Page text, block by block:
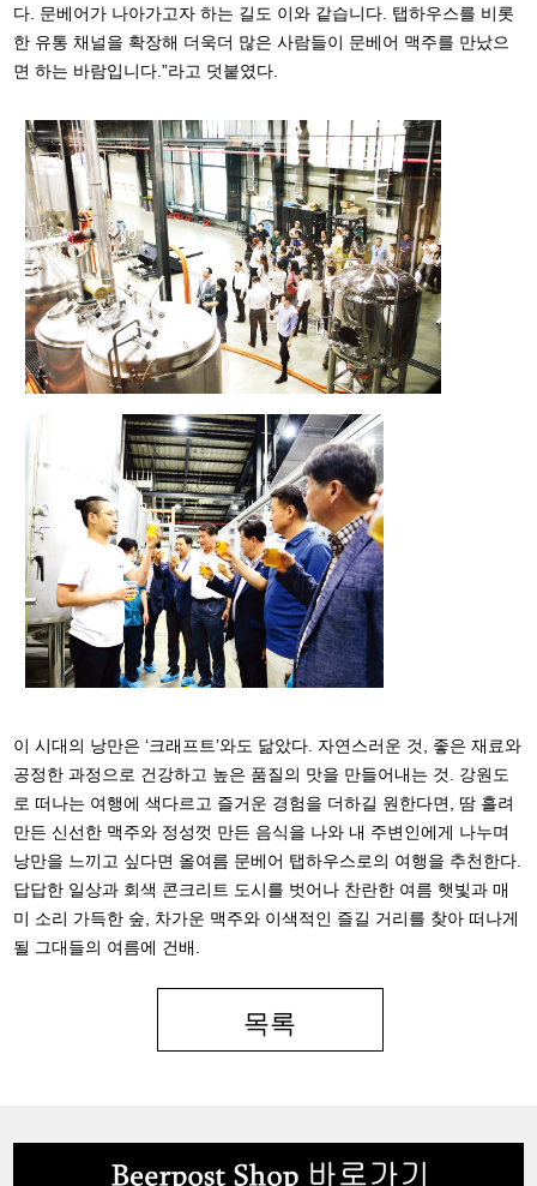
다. 문베어가 나아가고자 하는 길도 이와 같습니다. 탭하우스를 비롯
한 유통 채널을 확장해 더욱더 많은 사람들이 문베어 맥주를 만났으
면 하는 바람입니다.”라고 덧붙였다.
이 시대의 낭만은 ‘크래프트’와도 닮았다. 자연스러운 것, 좋은 재료와
공정한 과정으로 건강하고 높은 품질의 맛을 만들어내는 것. 강원도
로 떠나는 여행에 색다르고 즐거운 경험을 더하길 원한다면, 땀 흘려
만든 신선한 맥주와 정성껏 만든 음식을 나와 내 주변인에게 나누며
낭만을 느끼고 싶다면 올여름 문베어 탭하우스로의 여행을 추천한다.
답답한 일상과 회색 콘크리트 도시를 벗어나 찬란한 여름 햇빛과 매
미 소리 가득한 숲, 차가운 맥주와 이색적인 즐길 거리를 찾아 떠나게
될 그대들의 여름에 건배.
목록